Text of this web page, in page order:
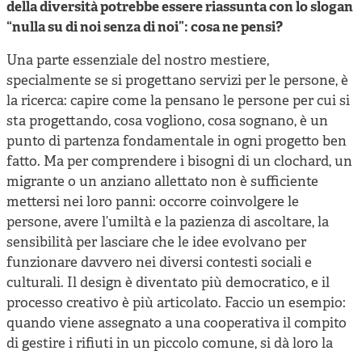
della diversità potrebbe essere riassunta con lo slogan
“nulla su di noi senza di noi”: cosa ne pensi?
Una parte essenziale del nostro mestiere,
specialmente se si progettano servizi per le persone, è
la ricerca: capire come la pensano le persone per cui si
sta progettando, cosa vogliono, cosa sognano, è un
punto di partenza fondamentale in ogni progetto ben
fatto. Ma per comprendere i bisogni di un clochard, un
migrante o un anziano allettato non è sufficiente
mettersi nei loro panni: occorre coinvolgere le
persone, avere l’umiltà e la pazienza di ascoltare, la
sensibilità per lasciare che le idee evolvano per
funzionare davvero nei diversi contesti sociali e
culturali. Il design è diventato più democratico, e il
processo creativo è più articolato. Faccio un esempio:
quando viene assegnato a una cooperativa il compito
di gestire i rifiuti in un piccolo comune, si dà loro la